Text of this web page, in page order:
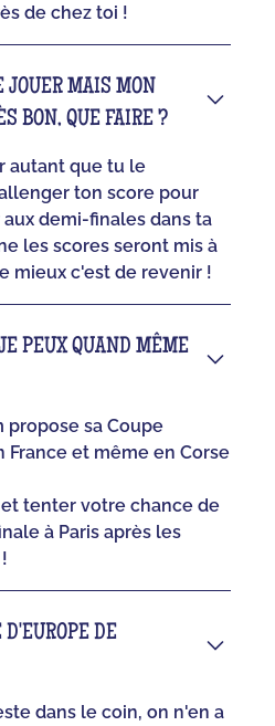
de chez toi !
JOUER MAIS MON
BON, QUE FAIRE ?
autant que tu le
ton score pour
demi-finales dans ta
les scores seront mis à
mieux c'est de revenir !
PEUX QUAND MÊME
propose sa Coupe
France et même en Corse
tenter votre chance de
à Paris après les
DE
dans le coin, on n'en a